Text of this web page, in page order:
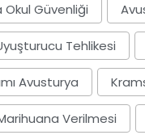
Okul Güvenliği
Tehlikesi
Avusturya
Verilmesi